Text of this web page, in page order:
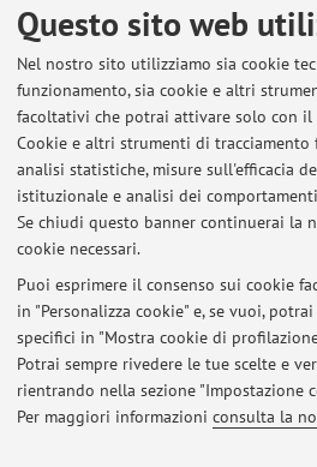
Questo sito web
Nel nostro sito utilizziamo sia cookie
funzionamento, sia cookie e altri
facoltativi che potrai attivare solo con il
Cookie e altri strumenti di
analisi statistiche, misure sull'efficacia
istituzionale e analisi dei
Se chiudi questo banner continuerai la
cookie necessari.
Puoi esprimere il consenso sui cookie
in "Personalizza cookie" e, se vuoi,
specifici in "Mostra cookie di
Potrai sempre rivedere le tue scelte e
rientrando nella sezione "Impostazione
Per maggiori informazioni consulta la
Avvisi
Al momento non sono presenti
Area riservata
Accedi tramitelogin
© 2026 - ALMA MATER STUDIORUM -
Zamboni, 33 - 40126 Bologna -
Privacy|Note legali|